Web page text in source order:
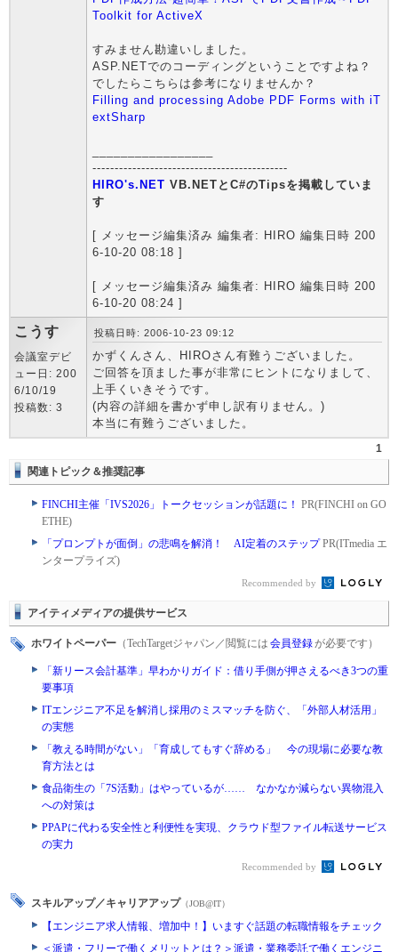
Toolkit for ActiveX
すみません勘違いしました。
ASP.NETでのコーディングということですよね？
でしたらこちらは参考になりませんか？
Filling and processing Adobe PDF Forms with iT
extSharp
--------------------------------------------
HIRO's.NET VB.NETとC#のTipsを掲載していま
す
[ メッセージ編集済み 編集者: HIRO 編集日時 200
6-10-20 08:18 ]
[ メッセージ編集済み 編集者: HIRO 編集日時 200
6-10-20 08:24 ]
こうす
会議室デビ
ュー日: 200
6/10/19
投稿数: 3
投稿日時: 2006-10-23 09:12
かずくんさん、HIROさん有難うございました。
ご回答を頂ました事が非常にヒントになりまして、
上手くいきそうです。
(内容の詳細を書かず申し訳有りません。)
本当に有難うございました。
1
関連トピック＆推奨記事
FINCHI主催「IVS2026」トークセッションが話題に！ PR(FINCHI on GO
ETHE)
「プロンプトが面倒」の悲鳴を解消！ AI定着のステップPR(ITmedia エ
ンタープライズ)
Recommended by
アイティメディアの提供サービス
ホワイトペーパー （TechTargetジャパン／閲覧には 会員登録が必要です）
「新リース会計基準」早わかりガイド：借り手側が押さえるべき3つの重
要事項
ITエンジニア不足を解消し採用のミスマッチを防ぐ、「外部人材活用」
の実態
「教える時間がない」「育成してもすぐ辞める」 今の現場に必要な教
育方法とは
食品衛生の「7S活動」はやっているが…… なかなか減らない異物混入
への対策は
PPAPに代わる安全性と利便性を実現、クラウド型ファイル転送サービス
の実力
Recommended by
スキルアップ／キャリアアップ （JOB@IT）
【エンジニア求人情報、増加中！】いますぐ話題の転職情報をチェック
＜派遣・フリーで働くメリットとは？＞派遣・業務委託で働くエンジニ